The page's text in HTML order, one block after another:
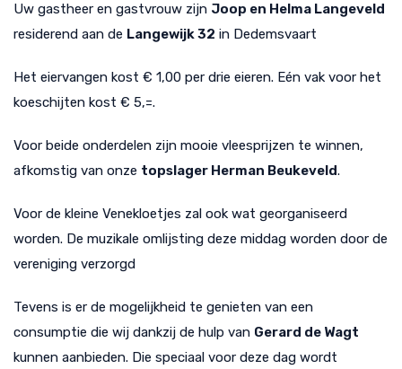
Uw gastheer en gastvrouw zijn Joop en Helma Langeveld
residerend aan de Langewijk 32 in Dedemsvaart
Het eiervangen kost € 1,00 per drie eieren. Eén vak voor het
koeschijten kost € 5,=.
Voor beide onderdelen zijn mooie vleesprijzen te winnen,
afkomstig van onze topslager Herman Beukeveld.
Voor de kleine Venekloetjes zal ook wat georganiseerd
worden. De muzikale omlijsting deze middag worden door de
vereniging verzorgd
Tevens is er de mogelijkheid te genieten van een
consumptie die wij dankzij de hulp van Gerard de Wagt
kunnen aanbieden. Die speciaal voor deze dag wordt